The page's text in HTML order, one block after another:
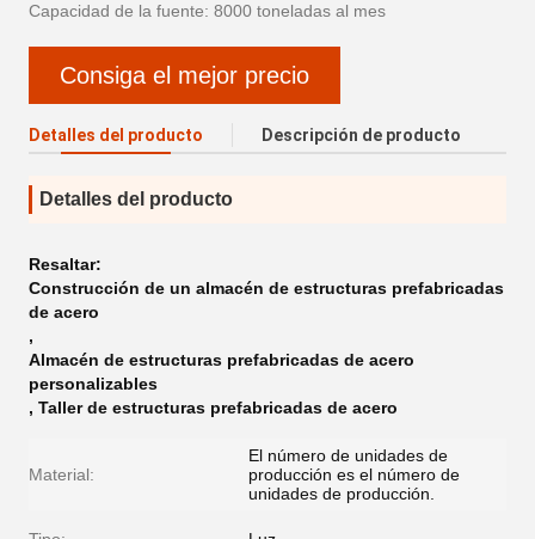
Capacidad de la fuente: 8000 toneladas al mes
Consiga el mejor precio
Detalles del producto Descripción de producto
Detalles del producto
Resaltar:
Construcción de un almacén de estructuras prefabricadas
de acero
,
Almacén de estructuras prefabricadas de acero
personalizables
, Taller de estructuras prefabricadas de acero
Material:
El número de unidades de
producción es el número de
unidades de producción.